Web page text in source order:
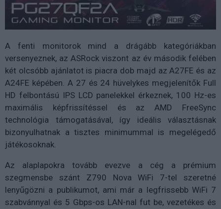
A fenti monitorok mind a drágább kategóriákban
versenyeznek, az ASRock viszont az év második felében
két olcsóbb ajánlatot is piacra dob majd az A27FE és az
A24FE képében. A 27 és 24 hüvelykes megjelenítők Full
HD felbontású IPS LCD panelekkel érkeznek, 100 Hz-es
maximális képfrissítéssel és az AMD FreeSync
technológia támogatásával, így ideális választásnak
bizonyulhatnak a tisztes minimummal is megelégedő
játékosoknak.
Az alaplapokra tovább evezve a cég a prémium
szegmensbe szánt Z790 Nova WiFi 7-tel szeretné
lenyűgözni a publikumot, ami már a legfrissebb WiFi 7
szabvánnyal és 5 Gbps-os LAN-nal fut be, vezetékes és